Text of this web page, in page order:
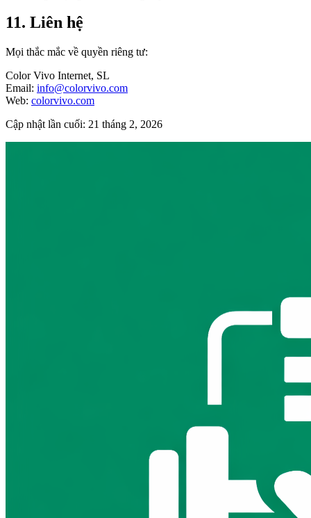
11. Liên hệ
Mọi thắc mắc về quyền riêng tư:
Color Vivo Internet, SL
Email: info@colorvivo.com
Web: colorvivo.com
Cập nhật lần cuối: 21 tháng 2, 2026